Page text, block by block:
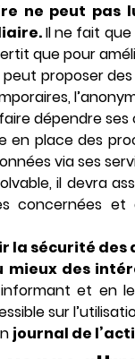
ne peut pas
Il ne fait
que pour
proposer des
dépendre ses
en place des
via ses
il devra
concernées
la sécurité des
mieux des
et en
sur
journal de